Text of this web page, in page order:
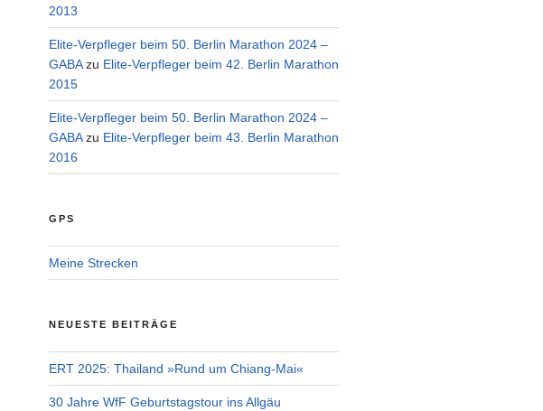
2013
Elite-Verpfleger beim 50. Berlin Marathon 2024 –
GABAzu Elite-Verpfleger beim 42. Berlin Marathon
2015
Elite-Verpfleger beim 50. Berlin Marathon 2024 –
GABAzu Elite-Verpfleger beim 43. Berlin Marathon
2016
GPS
Meine Strecken
NEUESTE BEITRÄGE
ERT 2025: Thailand »Rund um Chiang-Mai«
30 Jahre WfF Geburtstagstour ins Allgäu